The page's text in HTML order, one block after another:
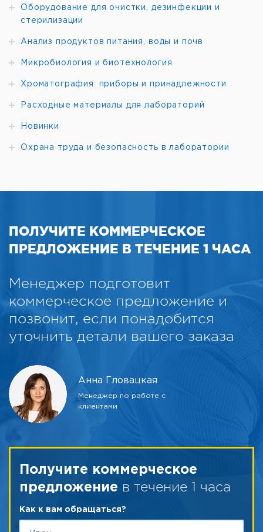
Оборудование для очистки, дезинфекции и
стерилизации
Анализ продуктов питания, воды и почв
Микробиология и биотехнология
Хроматография: приборы и принадлежности
Расходные материалы для лабораторий
Новинки
Охрана труда и безопасность в лаборатории
ПОЛУЧИТЕ КОММЕРЧЕСКОЕ
ПРЕДЛОЖЕНИЕ В ТЕЧЕНИЕ 1 ЧАСА
Менеджер подготовит
коммерческое предложение и
позвонит, если понадобится
уточнить детали вашего заказа
Анна Гловацкая
Менеджер по работе с
клиентами
Получите коммерческое
предложение в течение 1 часа
Как к вам обращаться?